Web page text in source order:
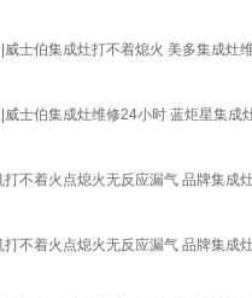
士伯集成灶打不着熄火 美多集成灶
士伯集成灶维修24小时 蓝炬星集成
不着火点熄火无反应漏气 品牌集成
不着火点熄火无反应漏气 品牌集成